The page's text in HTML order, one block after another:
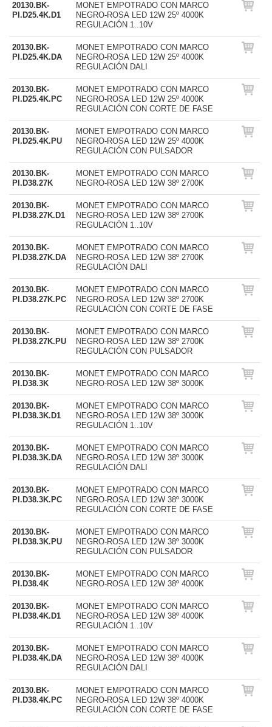
20130.BK-
PI.D25.4K.D1
MONET EMPOTRADO CON MARCO
NEGRO-ROSA LED 12W 25º 4000K
REGULACIÓN 1..10V
20130.BK-
PI.D25.4K.DA
MONET EMPOTRADO CON MARCO
NEGRO-ROSA LED 12W 25º 4000K
REGULACIÓN DALI
20130.BK-
PI.D25.4K.PC
MONET EMPOTRADO CON MARCO
NEGRO-ROSA LED 12W 25º 4000K
REGULACIÓN CON CORTE DE FASE
20130.BK-
PI.D25.4K.PU
MONET EMPOTRADO CON MARCO
NEGRO-ROSA LED 12W 25º 4000K
REGULACIÓN CON PULSADOR
20130.BK-
PI.D38.27K
MONET EMPOTRADO CON MARCO
NEGRO-ROSA LED 12W 38º 2700K
20130.BK-
PI.D38.27K.D1
MONET EMPOTRADO CON MARCO
NEGRO-ROSA LED 12W 38º 2700K
REGULACIÓN 1..10V
20130.BK-
PI.D38.27K.DA
MONET EMPOTRADO CON MARCO
NEGRO-ROSA LED 12W 38º 2700K
REGULACIÓN DALI
20130.BK-
PI.D38.27K.PC
MONET EMPOTRADO CON MARCO
NEGRO-ROSA LED 12W 38º 2700K
REGULACIÓN CON CORTE DE FASE
20130.BK-
PI.D38.27K.PU
MONET EMPOTRADO CON MARCO
NEGRO-ROSA LED 12W 38º 2700K
REGULACIÓN CON PULSADOR
20130.BK-
PI.D38.3K
MONET EMPOTRADO CON MARCO
NEGRO-ROSA LED 12W 38º 3000K
20130.BK-
PI.D38.3K.D1
MONET EMPOTRADO CON MARCO
NEGRO-ROSA LED 12W 38º 3000K
REGULACIÓN 1..10V
20130.BK-
PI.D38.3K.DA
MONET EMPOTRADO CON MARCO
NEGRO-ROSA LED 12W 38º 3000K
REGULACIÓN DALI
20130.BK-
PI.D38.3K.PC
MONET EMPOTRADO CON MARCO
NEGRO-ROSA LED 12W 38º 3000K
REGULACIÓN CON CORTE DE FASE
20130.BK-
PI.D38.3K.PU
MONET EMPOTRADO CON MARCO
NEGRO-ROSA LED 12W 38º 3000K
REGULACIÓN CON PULSADOR
20130.BK-
PI.D38.4K
MONET EMPOTRADO CON MARCO
NEGRO-ROSA LED 12W 38º 4000K
20130.BK-
PI.D38.4K.D1
MONET EMPOTRADO CON MARCO
NEGRO-ROSA LED 12W 38º 4000K
REGULACIÓN 1..10V
20130.BK-
PI.D38.4K.DA
MONET EMPOTRADO CON MARCO
NEGRO-ROSA LED 12W 38º 4000K
REGULACIÓN DALI
20130.BK-
PI.D38.4K.PC
MONET EMPOTRADO CON MARCO
NEGRO-ROSA LED 12W 38º 4000K
REGULACIÓN CON CORTE DE FASE